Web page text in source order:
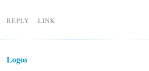
REPLY LINK
Logos